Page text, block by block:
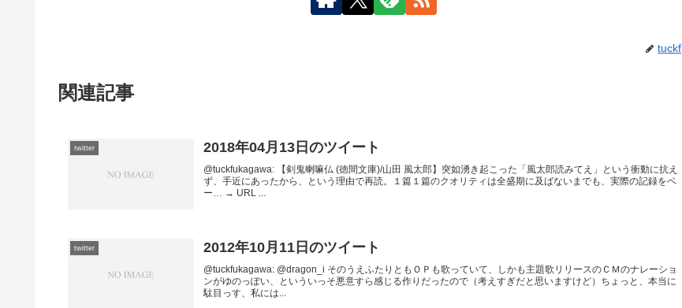
tuckf
関連記事
twitter 2018年04月13日のツイート
@tuckfukagawa: 【剣鬼喇嘛仏 (徳間文庫)/山田 風太郎】突如湧き起こった「風太郎読みてえ」という衝動に抗え
ず、手近にあったから、という理由で再読。１篇１篇のクオリティは全盛期に及ばないまでも、実際の記録をベ
ー… → URL ...
twitter 2012年10月11日のツイート
@tuckfukagawa: @dragon_i そのうえふたりともＯＰも歌っていて、しかも主題歌リリースのＣＭのナレーショ
ンがゆのっぽい、といういっそ悪意すら感じる作りだったので（考えすぎだと思いますけど）ちょっと、本当に
駄目っす、私には...